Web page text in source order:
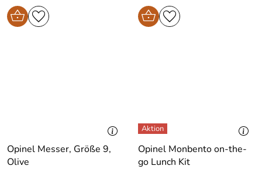
Opinel Messer, Größe 9,
Olive
Opinel Monbento on-the-
go Lunch Kit